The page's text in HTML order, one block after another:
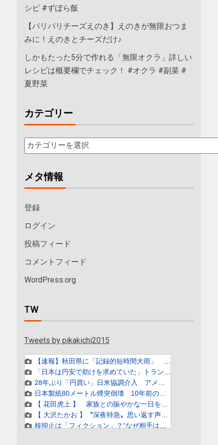
シピ #ずぼら飯
【パリパリチーズえのき】えのきが無限おつま
みに！えのきとチーズだけ♪
しかもたった5分で作れる「無限オクラ」詳しい
レシピは概要欄でチェック！ #オクラ #副菜 #
夏野菜
カテゴリー
メタ情報
登録
ログイン
投稿フィード
コメントフィード
WordPress.org
TW
Tweets by pikakichi2015